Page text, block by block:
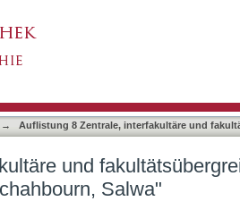
→
Auflistung 8 Zentrale, interfakultäre und
und
Salwa"